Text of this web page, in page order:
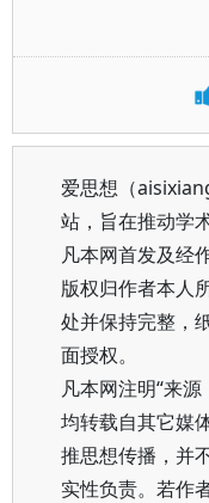
爱思想（
站，旨在推动学
凡本网首发及经
版权归作者本人
处并保持完整，
面授权。
凡本网注明“来源
均转载自其它媒
推思想传播，并
实性负责。若作